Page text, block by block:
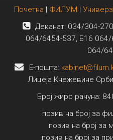
Почетна | ФИЛУМ |
Деканат: 034/304-
064/6454-537, Б16 064/
064/
E-пошта:
Лицеја Кнежевине
Број жиро рачуна:
позив на број за
позив на број за
позив на број за